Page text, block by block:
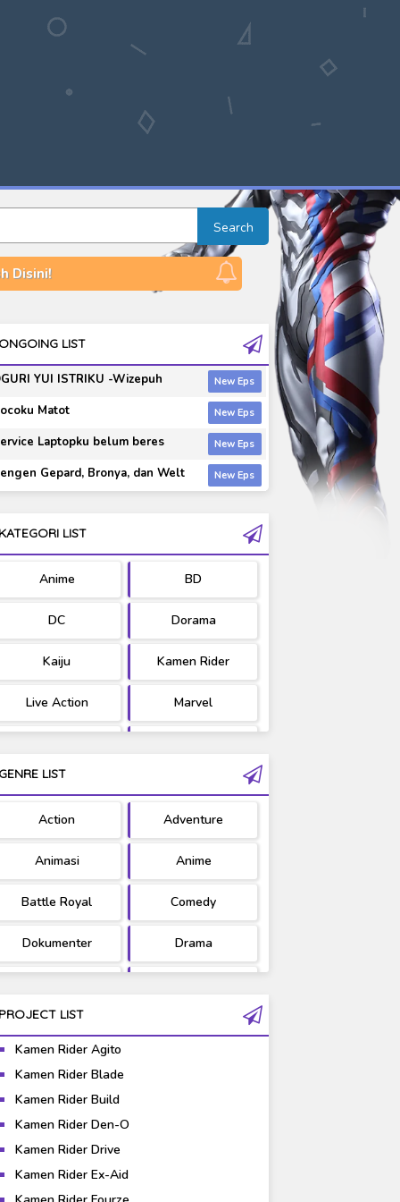
Search
Disini!
ONGOING LIST
YUI ISTRIKU -Wizepuh
Matot
Laptopku belum beres
Gepard, Bronya, dan Welt
KATEGORI LIST
Anime BD
DC Dorama
Kaiju Kamen Rider
Live Action Marvel
Ultraman West Series
GENRE LIST
Action Adventure
Animasi Anime
Battle Royal Comedy
Dokumenter Drama
Kaiju
Music
Science Fiction
PROJECT LIST
Kamen Rider Agito
Kamen Rider Blade
Kamen Rider Build
Kamen Rider Den-O
Kamen Rider Drive
Kamen Rider Ex-Aid